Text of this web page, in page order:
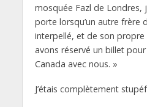
mosquée Fazl de Londres,
porte lorsqu’un autre frère
interpellé, et de son propre
avons réservé un billet
Canada avec nous. »
J’étais complètement